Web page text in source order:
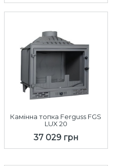
Камінна топка Ferguss FGS
LUX 20
37 029 грн